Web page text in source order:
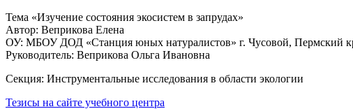
Тема «Изучение состояния экосистем в запрудах»
Автор: Веприкова Елена
ОУ: МБОУ ДОД «Станция юных натуралистов» г. Чусовой, Пермский
Руководитель: Веприкова Ольга Ивановна
Секция: Инструментальные исследования в области экологии
Тезисы на сайте учебного центра